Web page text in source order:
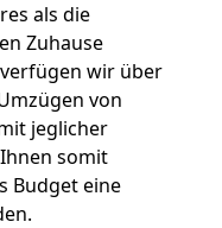
als die
Zuhause
wir über
von
jeglicher
somit
Budget eine